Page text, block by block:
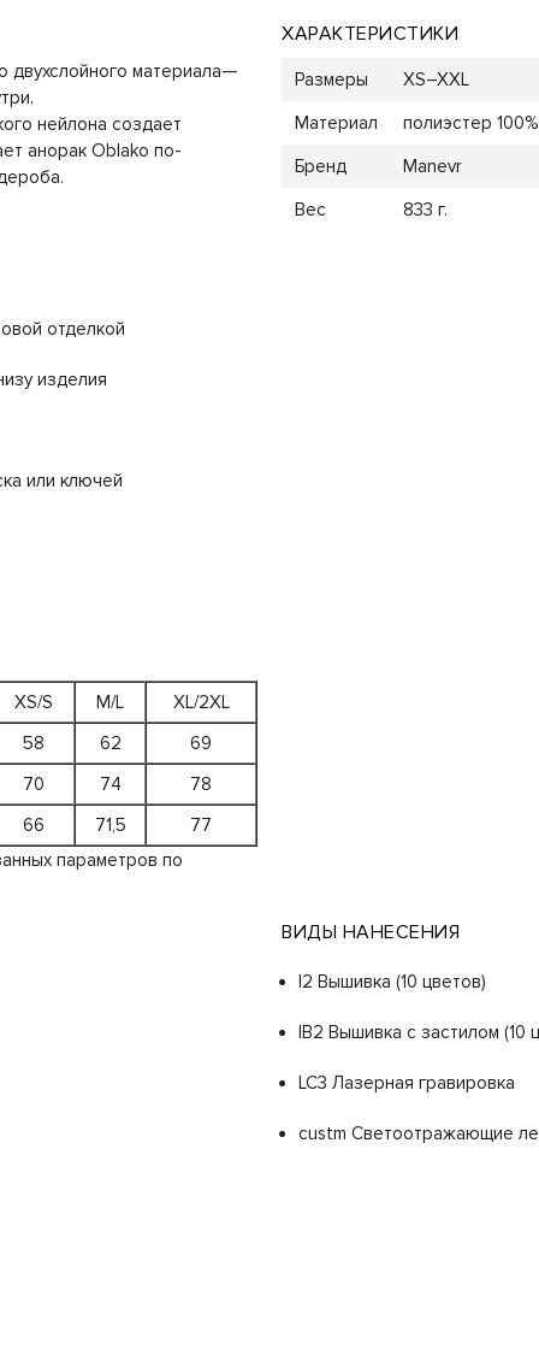
двухслойного материала—
нейлона создает
анорак Oblako по-
отделкой
изделия
или ключей
XS/S M/L
XL/2XL
58 62
69
70 74
78
66 71,5
77
параметров по
ХАРАКТЕРИСТИКИ
Размеры
XS–XXL
Материал
полиэстер
Бренд
Manevr
Вес
833 г.
ВИДЫ НАНЕСЕНИЯ
I2 Вышивка (10 цветов)
IB2 Вышивка с застилом (10
LC3 Лазерная гравировка
custm Светоотражающие